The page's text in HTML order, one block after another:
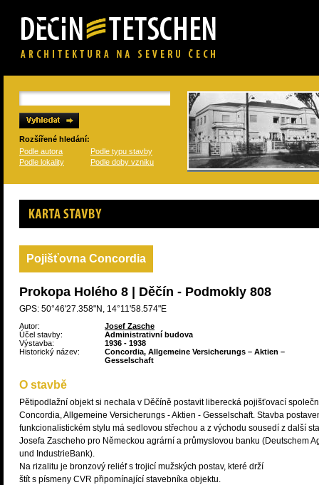
Rozšířené hledání:
Podle autora
Podle typu stavby
Podle lokality
Podle doby vzniku
Karta stavby
Pojišťovna Concordia
Prokopa Holého 8 | Děčín - Podmokly 808
GPS: 50°46'27.358"N, 14°11'58.574"E
Autor:
Josef Zasche
Účel stavby:
Administrativní budova
Výstavba:
1936 - 1938
Historický název:
Concordia, Allgemeine Versicherungs – Aktien –
Gesselschaft
O stavbě
Pětipodlažní objekt si nechala v Děčíně postavit liberecká pojišťovací
Concordia, Allgemeine Versicherungs - Aktien - Gesselschaft. Stavba
funkcionalistickém stylu má sedlovou střechou a z východu sousedí z další
Josefa Zascheho pro Německou agrární a průmyslovou banku (Deutschem
und IndustrieBank).
Na rizalitu je bronzový reliéf s trojicí mužských postav, které drží
štít s písmeny CVR připomínající stavebníka objektu.